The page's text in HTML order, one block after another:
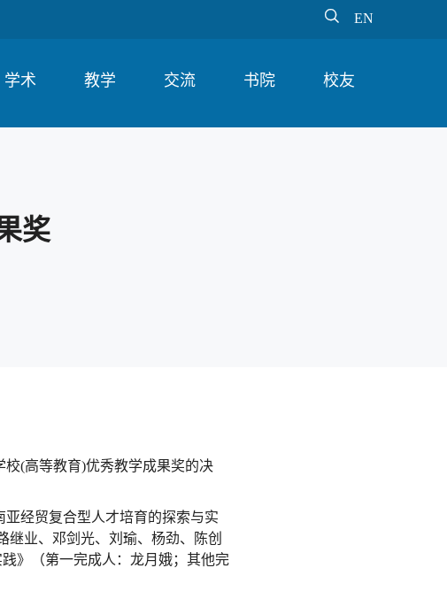
 EN
学术 教学 交流 书院 校友
奖
(高等教育)优秀教学成果奖的决
经贸复合型人才培育的探索与实
继业、邓剑光、刘瑜、杨劲、陈创
》（第一完成人：龙月娥；其他完